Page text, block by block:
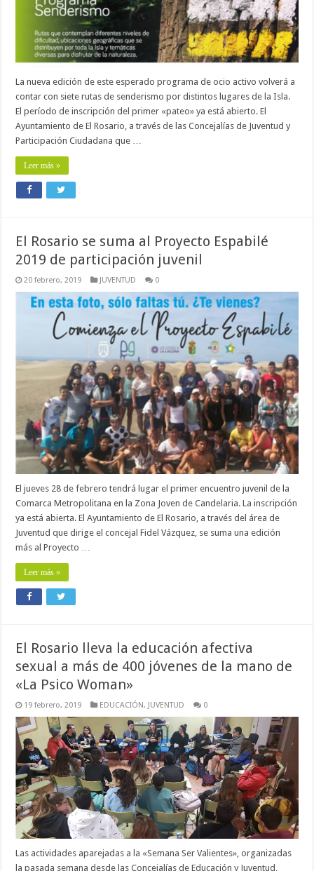
La nueva edición de este esperado programa de ocio activo volverá a
contar con siete rutas de senderismo por distintos lugares de la Isla.
El período de inscripción del primer «pateo» ya está abierto. El
Ayuntamiento de El Rosario, a través de las Concejalías de Juventud y
Participación Ciudadana que …
Leer más »
El Rosario se suma al Proyecto Espabilé
2019 de participación juvenil
20 febrero, 2019 JUVENTUD 0
El jueves 28 de febrero tendrá lugar el primer encuentro juvenil de la
Comarca Metropolitana en la Zona Joven de Candelaria. La inscripción
ya está abierta. El Ayuntamiento de El Rosario, a través del área de
Juventud que dirige el concejal Fidel Vázquez, se suma una edición
más al Proyecto …
Leer más »
El Rosario lleva la educación afectiva
sexual a más de 400 jóvenes de la mano de
«La Psico Woman»
19 febrero, 2019 EDUCACIÓN, JUVENTUD 0
Las actividades aparejadas a la «Semana Ser Valientes», organizadas
la pasada semana desde las Concejalías de Educación y Juventud,